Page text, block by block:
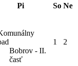
Pi So Ne
Bobrov - II.
časť
1 2